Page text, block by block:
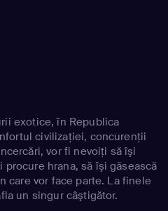
exotice, în Republica
civilizaţiei, concurenţii
vor fi nevoiţi să îşi
hrana, să îşi găsească
care vor face parte. La finele
un singur câştigător.